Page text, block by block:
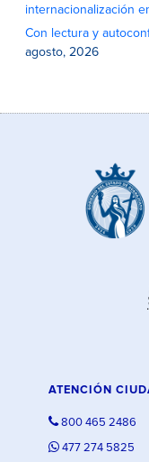
internacionalización
Con lectura y
agosto, 2026
ATENCIÓN
800 465 2486
477 274 5825